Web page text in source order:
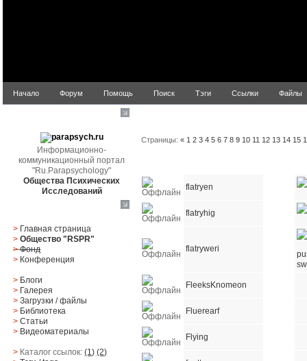
Начало Форум Помощь Поиск Тэги Ссылки Файлы
Информационно-
коммуникационный портал
"Ru.Parapsychology"
Общества Психических
Исследований
> Главная страница
> Общество "RSPR"
> Фонд
> Конференция
> Блоги
> Галерея
> Загрузки/файлы
> Библиотека
> Статьи
> Видеоматериалы
> Каталог ссылок:(1) (2)
Страницы:« 1 2 3 4 5 6 7 8 9 10 11 12 13 14 15
flatryen
flatryhig
flatryweri
FleeksKnomeon
Fluerearf
Flying